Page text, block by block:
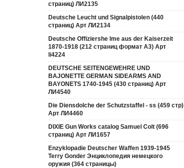
страниц) ЛИ2135
Deutsche Leucht und Signalpistolen (440
страниц) Арт ЛИ2134
Deutsche Offiziershe lme aus der Kaiserzeit
1870-1918 (212 страниц формат А3) Арт
li4224
DEUTSCHE SEITENGEWEHRE UND
BAJONETTE GERMAN SIDEARMS AND
BAYONETS 1740-1945 (430 страниц) Арт
ЛИ4540
Die Diensdolche der Schutzstaffel - ss (459 стр)
Арт ЛИ4460
DIXIE Gun Works catalog Samuel Colt (696
страниц) Арт ЛИ1657
Enzyklopadie Deutscher Waffen 1939-1945
Terry Gonder Энциклопедия немецкого
оружия (364 страницы)